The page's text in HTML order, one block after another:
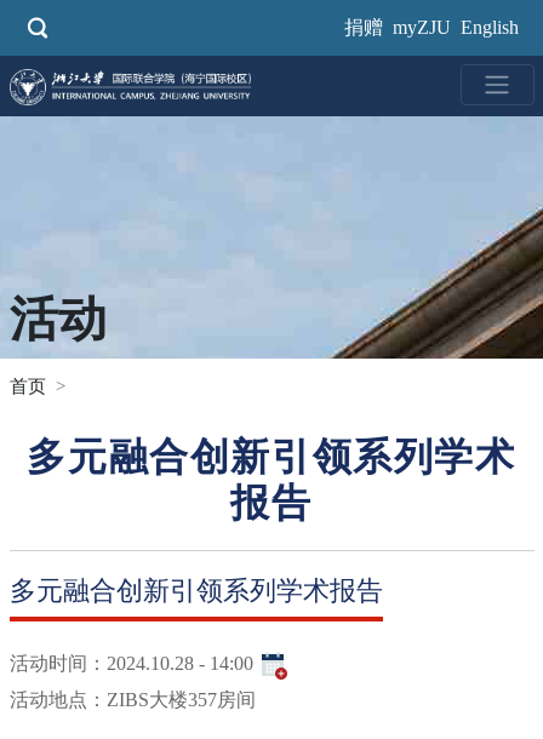
捐赠 myZJU English
活动
首页
多元融合创新引领系列学术
报告
多元融合创新引领系列学术报告
活动时间： 2024.10.28 - 14:00
活动地点： ZIBS大楼357房间